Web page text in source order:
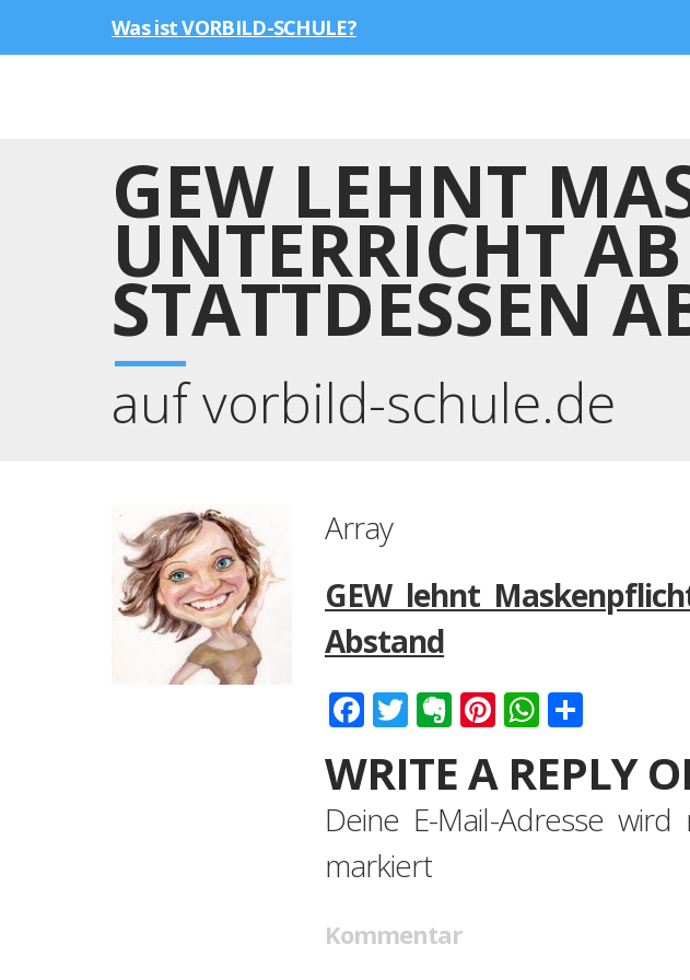
Was ist VORBILD-SCHULE?
GEW LEHNT
UNTERRICHT
STATTDESSEN
auf vorbild-schule.de
Array
GEW lehnt
Abstand
Facebook
Twitter
Evernote
Pinterest
WhatsApp
WRITE A REPLY
Deine E-Mail-Adresse
markiert
Kommentar